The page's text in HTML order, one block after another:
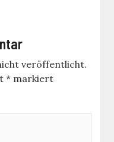
veröffentlicht.
* markiert